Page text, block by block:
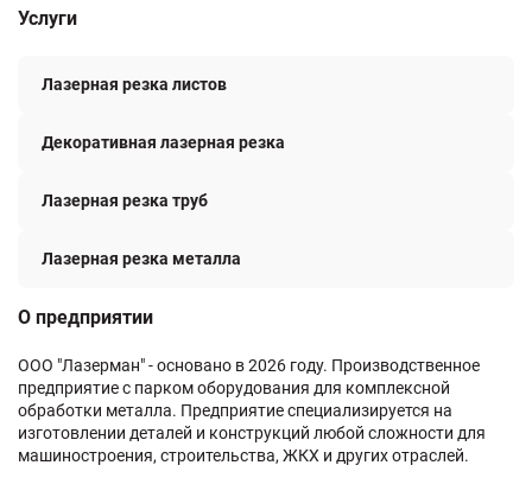
Услуги
Лазерная резка листов
Декоративная лазерная резка
Лазерная резка труб
Лазерная резка металла
О предприятии
ООО "Лазерман" - основано в 2026 году. Производственное
предприятие с парком оборудования для комплексной
обработки металла. Предприятие специализируется на
изготовлении деталей и конструкций любой сложности для
машиностроения, строительства, ЖКХ и других отраслей.